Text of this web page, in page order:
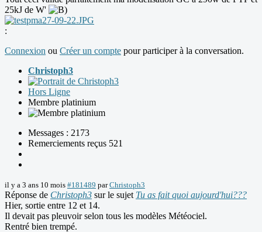
25kJ de W'
:
Connexion ou Créer un compte pour participer à la conversation.
Christoph3
Hors Ligne
Membre platinium
Messages : 2173
Remerciements reçus 521
il y a 3 ans 10 mois #181489 parChristoph3
Réponse de Christoph3 sur le sujet Tu as fait quoi aujourd'hui???
Hier, sortie entre 12 et 14.
Il devait pas pleuvoir selon tous les modèles Météociel.
Rentré bien trempé.